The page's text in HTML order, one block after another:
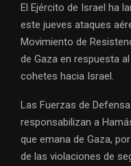
El Ejército de Israel ha
este jueves ataques
Movimiento de
de Gaza en respuesta
cohetes hacia Israel.
Las Fuerzas de
responsabilizan a
que emana de Gaza,
de las violaciones de